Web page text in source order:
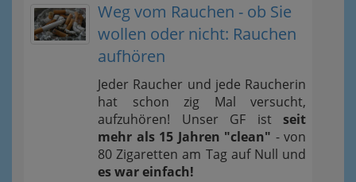
Weg vom Rauchen - ob Sie
wollen oder nicht: Rauchen
aufhören
Jeder Raucher und jede Raucherin
hat schon zig Mal versucht,
aufzuhören! Unser GF ist seit
mehr als 15 Jahren "clean" - von
80 Zigaretten am Tag auf Null und
es war einfach!